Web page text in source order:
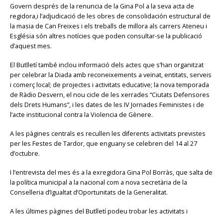
Govern després de la renuncia de la Gina Pol a la seva acta de
regidora,i l’adjudicació de les obres de consolidación estructural de
la masia de Can Freixes i els treballs de millora als carrers Ateneu i
Església són altres notícies que poden consultar-se la publicació
d’aquest mes.
El Butlletí també inclou informació dels actes que s’han organitzat
per celebrar la Diada amb reconeixements a veïnat, entitats, serveis
i comerç local; de projectes i activitats educative; la nova temporada
de Ràdio Desvern, el nou cicle de les xerrades “Ciutats Defensores
dels Drets Humans”, i les dates de les IV Jornades Feministes i de
l’acte institucional contra la Violencia de Gènere.
A les pàgines centrals es recullen les diferents activitats previstes
per les Festes de Tardor, que enguany se celebren del 14 al 27
d’octubre.
I l’entrevista del mes és a la exregidora Gina Pol Borràs, que salta de
la política municipal a la nacional com a nova secretària de la
Conselleria d’Igualtat d’Oportunitats de la Generalitat.
A les últimes pàgines del Butlletí podeu trobar les activitats i